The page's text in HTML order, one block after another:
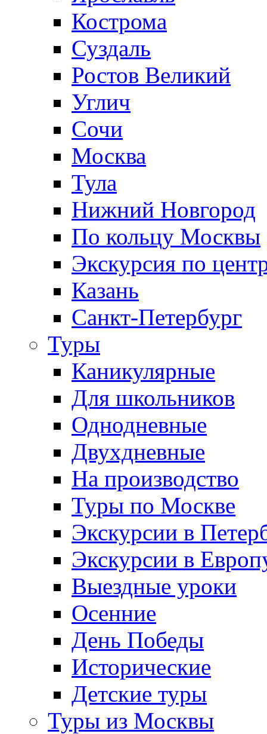
Кострома
Суздаль
Ростов Великий
Углич
Сочи
Москва
Тула
Нижний Новгород
По кольцу Москвы
Экскурсия по
Казань
Санкт-Петербург
Туры
Каникулярные
Для школьников
Однодневные
Двухдневные
На производство
Туры по Москве
Экскурсии в
Экскурсии в
Выездные уроки
Осенние
День Победы
Исторические
Детские туры
Туры из Москвы